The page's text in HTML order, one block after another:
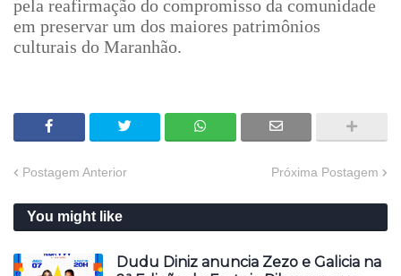
pela reafirmação do compromisso da comunidade
em preservar um dos maiores patrimônios
culturais do Maranhão.
Postagem Anterior Próxima Postagem
You might like
Dudu Diniz anuncia Zezo e Galicia na